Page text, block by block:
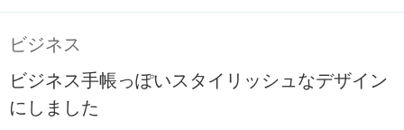
ビジネス
ビジネス手帳っぽいスタイリッシュなデザイン
にしました